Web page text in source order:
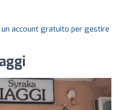
un account gratuito per gestire